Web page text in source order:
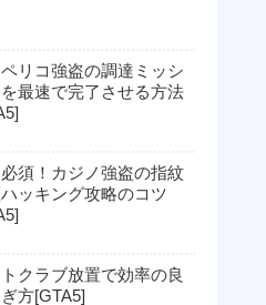
リコ強盗の調達ミッシ
を最速で完了させる方法
須！カジノ強盗の指紋
ッキング攻略のコツ
クラブ放置で効率の良
方[GTA5]